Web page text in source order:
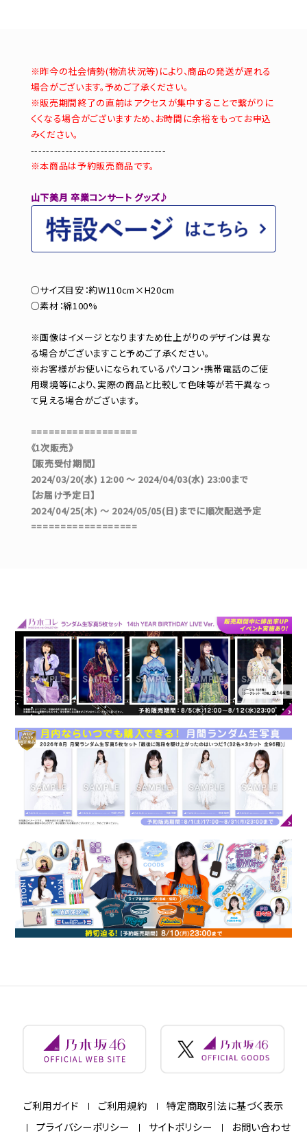
※昨今の社会情勢(物流状況等)により、商品の発送が遅れる
場合がございます。予めご了承ください。
※販売期間終了の直前はアクセスが集中することで繋がりに
くくなる場合がございますため、お時間に余裕をもってお申込
みください。
-----------------------------------
※本商品は予約販売商品です。
山下美月 卒業コンサート グッズ♪
○サイズ目安：約W110cm×H20cm
○素材：綿100%
※画像はイメージとなりますため仕上がりのデザインは異な
る場合がございますこと予めご了承ください。
※お客様がお使いになられているパソコン・携帯電話のご使
用環境等により、実際の商品と比較して色味等が若干異なっ
て見える場合がございます。
==================
《1次販売》
【販売受付期間】
2024/03/20(水) 12:00 ～ 2024/04/03(水) 23:00まで
【お届け予定日】
2024/04/25(木) ～ 2024/05/05(日)までに順次配送予定
==================
ご利用ガイド ご利用規約
特定商取引法に基づく表示
プライバシーポリシー
サイトポリシー お問い合わせ